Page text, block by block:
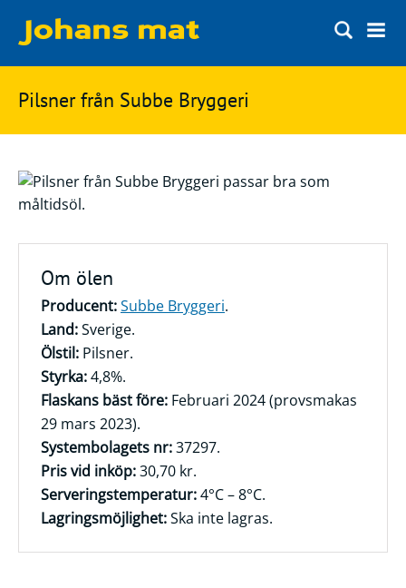
Matbloggen
Innertemperaturer
Ingredienser
Matsnack
Topplistan
Bryggerier
Ölstilar
Kontakt
Frågor
svar
Ölprovning
YouTube
Sök
på
Johans
mat
Pilsner från Subbe Bryggeri
Om ölen
Producent:Subbe Bryggeri.
Land:Sverige.
Ölstil: Pilsner.
Styrka:4,8%.
Flaskans bäst före: Februari 2024 (provsmakas
29 mars 2023).
Systembolagets nr:37297.
Pris vid inköp:30,70 kr.
Serveringstemperatur:4°C – 8°C.
Lagringsmöjlighet:Ska inte lagras.